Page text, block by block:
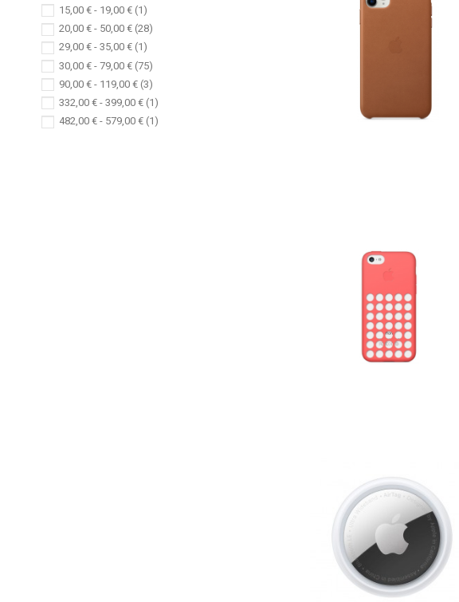
15,00 € - 19,00 € (1)
20,00 € - 50,00 € (28)
29,00 € - 35,00 € (1)
30,00 € - 79,00 € (75)
90,00 € - 119,00 € (3)
332,00 € - 399,00 € (1)
482,00 € - 579,00 € (1)